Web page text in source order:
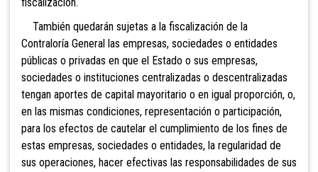
También quedarán sujetas a la fiscalización de la
Contraloría General las empresas, sociedades o entidades
públicas o privadas en que el Estado o sus empresas,
sociedades o instituciones centralizadas o descentralizadas
tengan aportes de capital mayoritario o en igual proporción, o,
en las mismas condiciones, representación o participación,
para los efectos de cautelar el cumplimiento de los fines de
estas empresas, sociedades o entidades, la regularidad de
sus operaciones, hacer efectivas las responsabilidades de sus